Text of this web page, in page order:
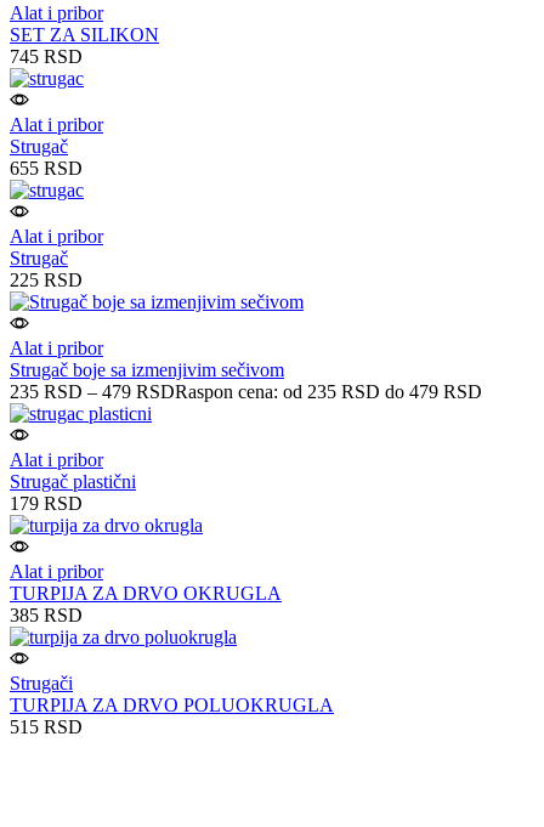
Alat i pribor
SET ZA SILIKON
745 RSD
Alat i pribor
Strugač
655 RSD
Alat i pribor
Strugač
225 RSD
Alat i pribor
Strugač boje sa izmenjivim sečivom
235 RSD – 479 RSDRaspon cena: od 235 RSD do 479 RSD
Alat i pribor
Strugač plastični
179 RSD
Alat i pribor
TURPIJA ZA DRVO OKRUGLA
385 RSD
Strugači
TURPIJA ZA DRVO POLUOKRUGLA
515 RSD